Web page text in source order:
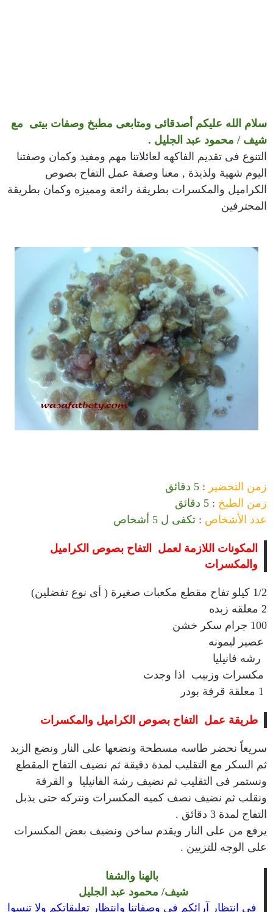
سلام الله عليكم أصدقائى ومتابعى مطبخ وصفات بيتى مع
شيف / محمود عبد الجليل .
التنوع فى تقديم الفاكهه لعائلاتنا مهم ومفيد وكمان وصفتنا
اليوم شهية ولذيذة , معنا وصفة عمل التفاح بصوص
الكراميل والمكسرات بطريقة رائعة ومميزه وكمان بطريقة
المحترفين
زمن التحضير :
5 دقائق
زمن الطبخ :
5 دقائق
عدد الأشخاص : تكفى ل 5 أشخاص
المكونات اللازمة لعمل التفاح بصوص الكراميل
والمكسرات
1/2 كيلو تفاح مقطع مكعبات صغيرة ( أى نوع تفضلين)
2 معلقه زبده
100 جرام سكر خشن
عصير ليمونه
رشه فانيليا
مكسرات وزبيب اذا وجدت
طريقة عمل التفاح بصوص الكراميل والمكسرات
سريعاً نحضر طاسه مسطحة ونضعها على النار ونضع الزبد
ثم السكر مع التقليب لمدة دقيقة ثم نضيف التفاح المقطع
ونستمر فى التقليب ثم نضيف رشة الفانيليا و القرفة
ونقلب ثم نضيف نصف كميه المكسرات ونتركه حتى يذبل
التفاح لمدة 3 دقائق .
يرفع من على النار ويقدم ساخن ونضيف بعض المكسرات
على الوجه للتزيين .
بالهنا والشفا
شيف/ محمود عبد الجليل
فى انتظار آرائكم فى وصفاتنا وانتظار تعليقاتكم ولا تنسوا